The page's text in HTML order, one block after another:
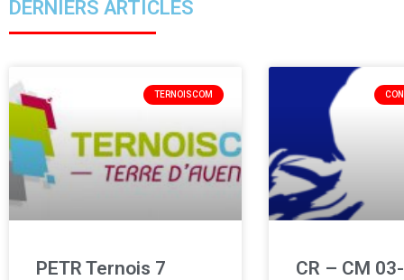
DERNIERS ARTICLES
TERNOISCOM
PETR Ternois 7
CR – CM